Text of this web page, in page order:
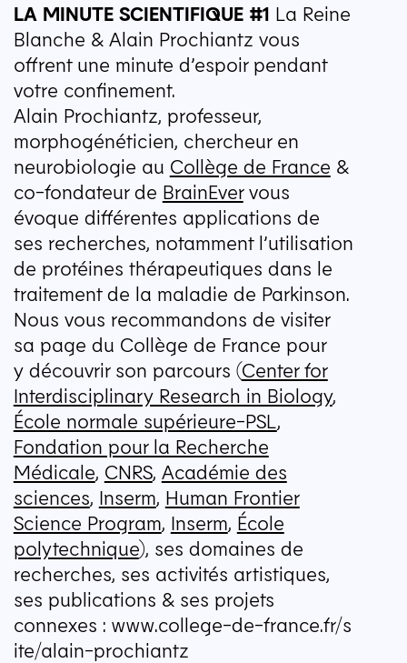
LA MINUTE SCIENTIFIQUE#1 La Reine
Blanche & Alain Prochiantz vous
offrent une minute d’espoir pendant
votre confinement.
Alain Prochiantz, professeur,
morphogénéticien, chercheur en
neurobiologie au Collège de France &
co-fondateur de BrainEvervous
évoque différentes applications de
ses recherches, notamment l’utilisation
de protéines thérapeutiques dans le
traitement de la maladie de Parkinson.
Nous vous recommandons de visiter
sa page du Collège de France pour
y découvrir son parcours (Center for
Interdisciplinary Research in Biology,
École normale supérieure-PSL,
Fondation pour la Recherche
Médicale, CNRS, Académie des
sciences, Inserm, Human Frontier
Science Program, Inserm, École
polytechnique), ses domaines de
recherches, ses activités artistiques,
ses publications & ses projets
connexes : www​.col​lege​-de​-france​.fr/​s​
i​t​e​/​a​l​a​i​n​-​p​r​o​c​h​iantz